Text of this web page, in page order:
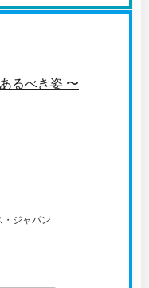
るべき姿 〜
・ジャパン